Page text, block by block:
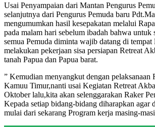
Usai Penyampaian dari Mantan Pengurus
selanjutnya dari Pengurus Pemuda baru
mengumumkan hasil kesepakatan melalui
pada malam hari sebelum ibadah bahwa untuk
semua Pemuda diminta wajib datang di
melakukan pekerjaan sisa persiapan Retreat
tanah Papua dan Papua barat.
” Kemudian menyangkut dengan pelaksanaan
Kamuu Timur,nanti usai Kegiatan Retreat
Oktober lalu,kita akan selenggarakan Raker
Kepada setiap bidang-bidang diharapkan agar
mulai dari sekarang Program kerja masing-